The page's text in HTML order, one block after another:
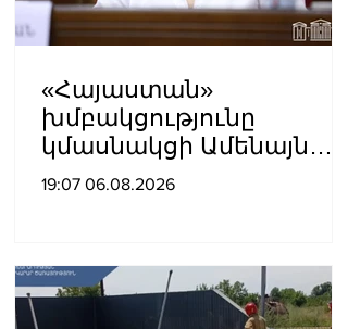
«Հայաստան»
խմբակցությունը
կմասնակցի Ամենայն
Հայոց Կաթողիկոսի
19:07 06.08.2026